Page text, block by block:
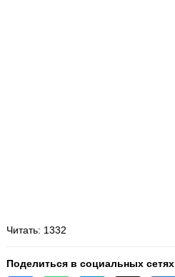
Читать: 1332
Поделиться в социальных сетях